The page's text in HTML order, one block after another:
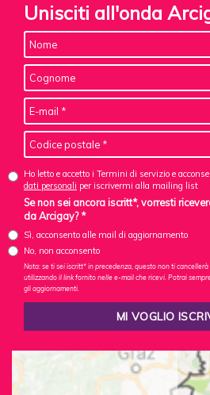
Unisciti all'onda
Ho letto e accetto i Termini di servizio e
dati personali per iscrivermi alla mailing list
Se non sei ancora iscritt*, vorresti
da Arcigay? *
Sì, acconsento alle mail di aggiornamento
No, non acconsento
Nota: se ti sei iscritt* in precedenza, questo non ti
utilizzando il link fornito nelle e-mail che ricevi. Potrai
gli aggiornamenti.